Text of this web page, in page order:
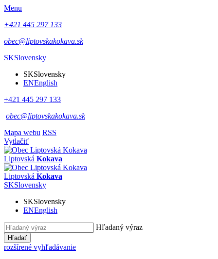
Menu
+421 445 297 133
obec@liptovskakokava.sk
SKSlovensky
SKSlovensky
ENEnglish
+421 445 297 133
obec@liptovskakokava.sk
Mapa webu RSS
Vytlačiť
Liptovská Kokava
Liptovská Kokava
SKSlovensky
SKSlovensky
ENEnglish
Hľadaný výraz
Hľadať
rozšírené vyhľadávanie